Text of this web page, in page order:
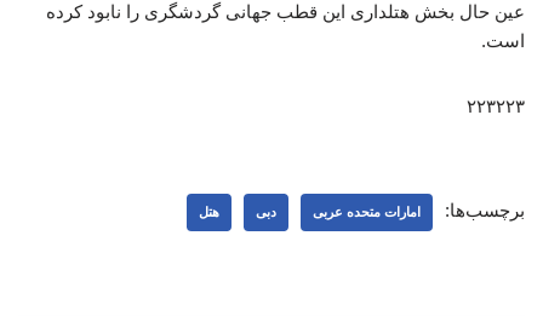
عین حال بخش هتلداری این قطب جهانی گردشگری را نابود کرده
است.
۲۲۳۲۲۳
برچسب‌ها: امارات متحده عربی دبی هتل